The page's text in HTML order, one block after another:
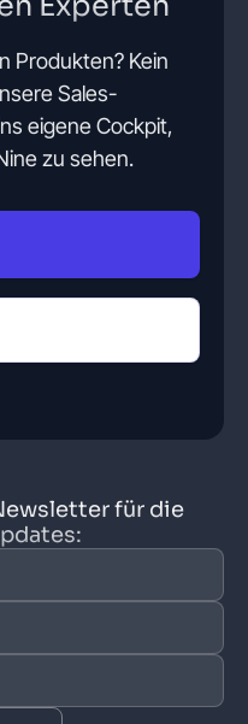
Produkten? Kein
Sales-
eigene Cockpit,
zu sehen.
für die